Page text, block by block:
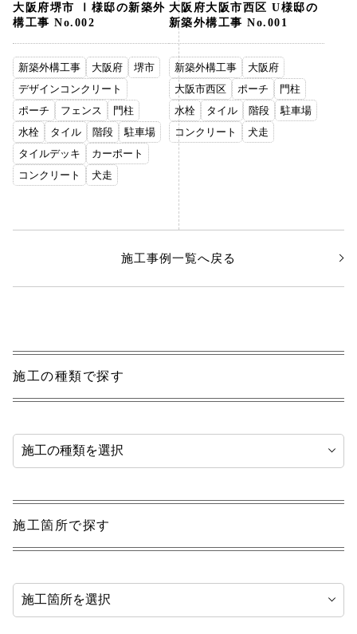
大阪府堺市 Ⅰ様邸の新築外
構工事 No.002
新築外構工事 大阪府
堺市
デザインコンクリート
ポーチ
フェンス
門柱
水栓
タイル 階段
駐車場
タイルデッキ
カーポート
コンクリート
犬走
大阪府大阪市西区 U様邸の
新築外構工事 No.001
新築外構工事
大阪府
大阪市西区
ポーチ
門柱
水栓
タイル 階段
駐車場
コンクリート
犬走
施工事例一覧へ戻る
施工の種類で探す
施工箇所で探す